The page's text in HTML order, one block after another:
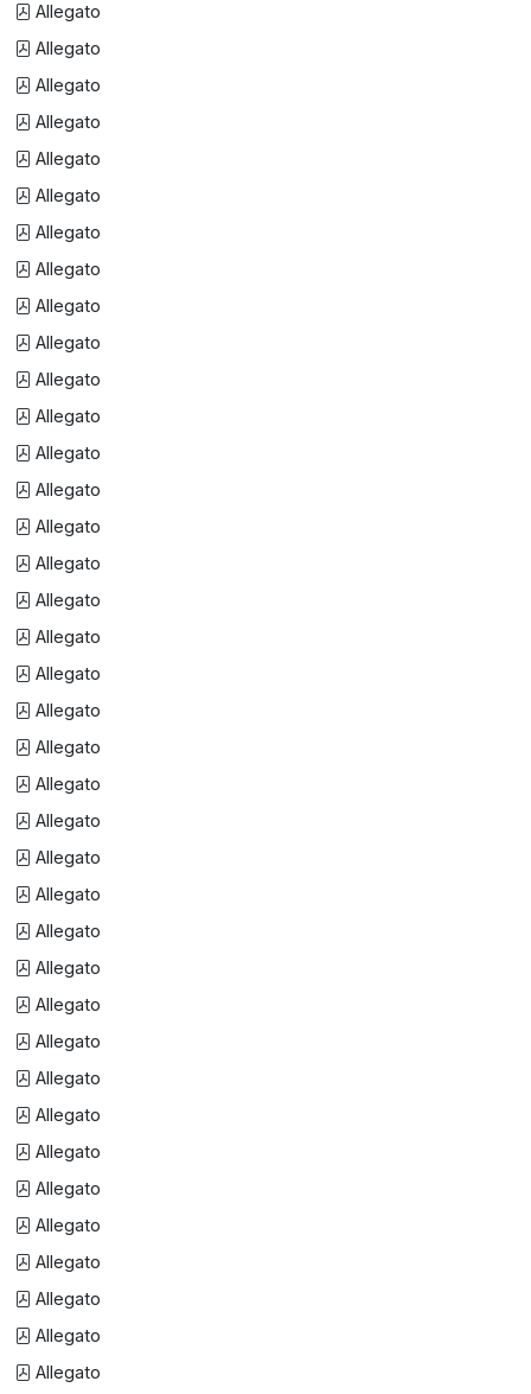
Allegato
Allegato
Allegato
Allegato
Allegato
Allegato
Allegato
Allegato
Allegato
Allegato
Allegato
Allegato
Allegato
Allegato
Allegato
Allegato
Allegato
Allegato
Allegato
Allegato
Allegato
Allegato
Allegato
Allegato
Allegato
Allegato
Allegato
Allegato
Allegato
Allegato
Allegato
Allegato
Allegato
Allegato
Allegato
Allegato
Allegato
Allegato